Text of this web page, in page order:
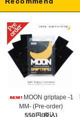
MOON griptape -1
MM- (Pre-order)
550円(税込)